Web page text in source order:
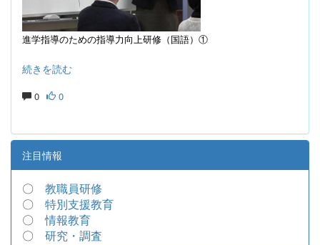
進学指導のための指導力向上研修（国語）①
続きを読む
0 0
注目情報
〇 教職員研修
〇 特別支援教育
〇情報教育
〇 研究・調査